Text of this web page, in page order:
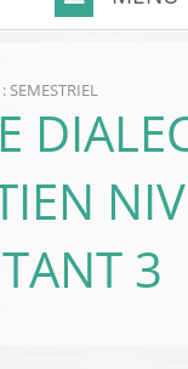
SEMESTRIEL
3